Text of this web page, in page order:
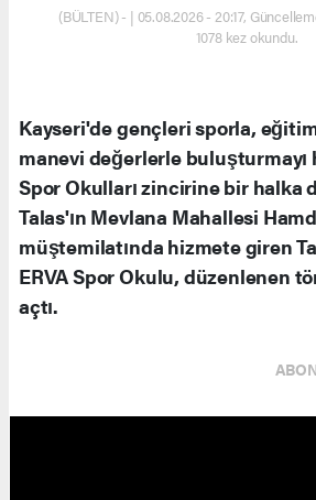
(BÜLTEN) - | 05.08.2026 - 20:17,
1078 kez okundu.
Kayseri'de gençleri sporla,
manevi değerlerle buluşturmayı
Spor Okulları zincirine bir halka
Talas'ın Mevlana Mahallesi
müştemilatında hizmete giren
ERVA Spor Okulu, düzenlenen
açtı.